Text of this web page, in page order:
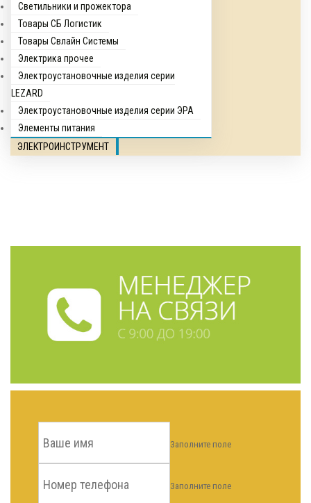
Светильники и прожектора
Товары СБ Логистик
Товары Свлайн Системы
Электрика прочее
Электроустановочные изделия серии
LEZARD
Электроустановочные изделия серии ЭРА
Элементы питания
ЭЛЕКТРОИНСТРУМЕНТ
Заполните поле
Заполните поле